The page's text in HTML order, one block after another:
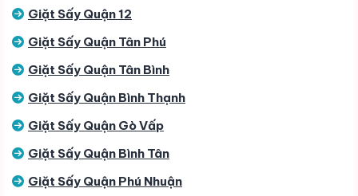
Giặt Sấy Quận 12
Giặt Sấy Quận Tân Phú
Giặt Sấy Quận Tân Bình
Giặt Sấy Quận Bình Thạnh
Giặt Sấy Quận Gò Vấp
Giặt Sấy Quận Bình Tân
Giặt Sấy Quận Phú Nhuận